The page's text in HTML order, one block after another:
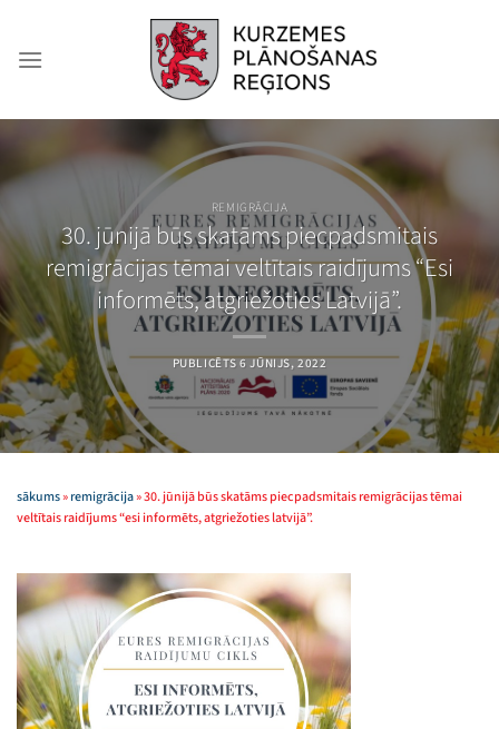
content
REMIGRĀCIJA
30. jūnijā būs skatāms piecpadsmitais
remigrācijas tēmai veltītais raidījums “Esi
informēts, atgriežoties Latvijā”.
PUBLICĒTS6 JŪNIJS, 2022
sākums»remigrācija»30. jūnijā būs skatāms piecpadsmitais remigrācijas tēmai
veltītais raidījums “esi informēts, atgriežoties latvijā”.